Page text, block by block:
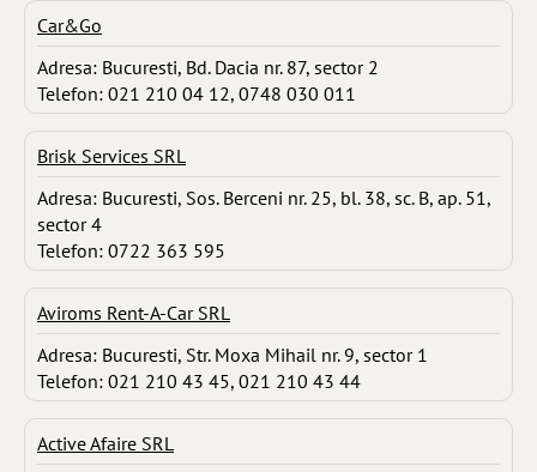
Car&Go
Adresa: Bucuresti, Bd. Dacia nr. 87, sector 2
Telefon: 021 210 04 12, 0748 030 011
Brisk Services SRL
Adresa: Bucuresti, Sos. Berceni nr. 25, bl. 38, sc. B, ap. 51,
sector 4
Telefon: 0722 363 595
Aviroms Rent-A-Car SRL
Adresa: Bucuresti, Str. Moxa Mihail nr. 9, sector 1
Telefon: 021 210 43 45, 021 210 43 44
Active Afaire SRL